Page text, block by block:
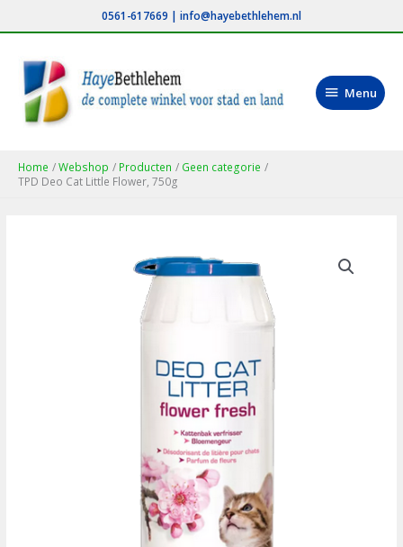
naar
inhoud
0561-617669 | info@hayebethlehem.nl
Menu
Menu
Home Webshop Producten
Geen categorie
TPD Deo Cat Little Flower, 750g